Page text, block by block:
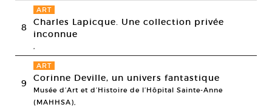
8
ART
Charles Lapicque. Une collection privée
inconnue
,
9
ART
Corinne Deville, un univers fantastique
Musée d’Art et d’Histoire de l’Hôpital Sainte-Anne
(MAHHSA),